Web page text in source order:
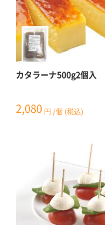
カタラーナ500g2個入
2,080 円 /個 (税込)